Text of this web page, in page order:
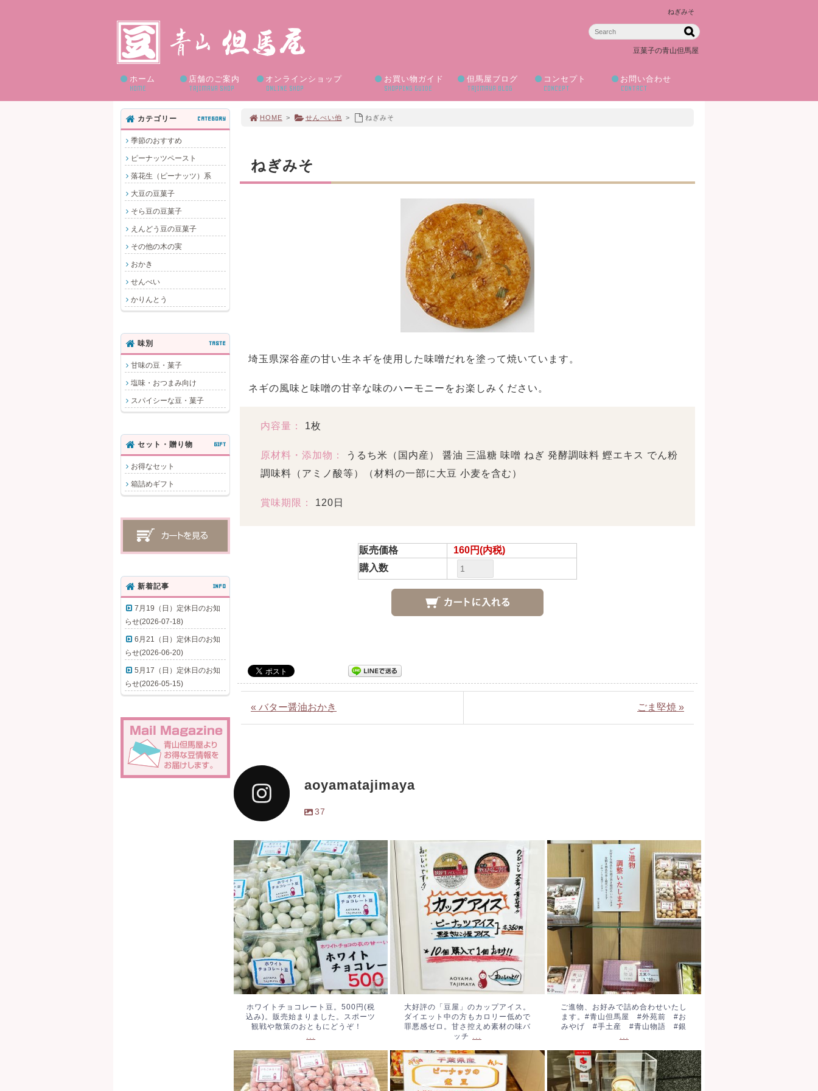
ねぎみそ
豆菓子の青山但馬屋
ホーム
HOME
店舗のご案内
TAJIMAYA SHOP
オンラインショップ
ONLINE SHOP
お買い物ガイド
SHOPPING GUIDE
但馬屋ブログ
TAJIMAYA BLOG
コンセプト
CONCEPT
お問い合わせ
CONTACT
HOME > せんべい他 > ねぎみそ
ねぎみそ
埼玉県深谷産の甘い生ネギを使用した味噌だれを塗って焼いています。
ネギの風味と味噌の甘辛な味のハーモニーをお楽しみください。
内容量： 1枚
原材料・添加物：
うるち米（国内産） 醤油 三温糖 味噌 ねぎ 発酵調味料 鰹エキス でん粉
調味料（アミノ酸等）（材料の一部に大豆 小麦を含む）
賞味期限： 120日
販売価格
160円(内税)
購入数
« バター醤油おかき ごま堅焼 »
aoyamatajimaya
37
ホワイトチョコレート豆。500
円(税込み)。販売始まりまし
た。スポーツ観戦や散策のおと
もにどうぞ！...
ホワイトチョコレート豆。500円(税
込み)。販売始まりました。スポーツ
観戦や散策のおともにどうぞ！
...
大好評の「豆屋」のカップアイ
ス。ダイエット中の方もカロリ
ー低めで罪悪感ゼロ。甘さ控え
め素材の味バッチ...
大好評の「豆屋」のカップアイス。
ダイエット中の方もカロリー低めで
罪悪感ゼロ。甘さ控えめ素材の味バ
ッチ ...
ご進物、お好みで詰め合わせい
たします。#青山但馬屋 #外苑
前 #おみやげ #手土産 #青
山物語 #銀...
ご進物、お好みで詰め合わせいたし
ます。#青山但馬屋 #外苑前 #お
みやげ #手土産 #青山物語 #銀
...
いちごみるく豆、始まりまし
た。540円(税込み)...
ピーナッツの煮豆。やわらかく
て優しいお味です。#ピーナッ
もなかピーナッツアイス。税込
320円です。濃厚ピーナッツフ
カテゴリー CATEGORY
季節のおすすめ
ピーナッツペースト
落花生（ピーナッツ）系
大豆の豆菓子
そら豆の豆菓子
えんどう豆の豆菓子
その他の木の実
おかき
せんべい
かりんとう
味別 TASTE
甘味の豆・菓子
塩味・おつまみ向け
スパイシーな豆・菓子
セット・贈り物 GIFT
お得なセット
箱詰めギフト
新着記事 INFO
7月19（日）定休日のお知
らせ(2026-07-18)
6月21（日）定休日のお知
らせ(2026-06-20)
5月17（日）定休日のお知
らせ(2026-05-15)